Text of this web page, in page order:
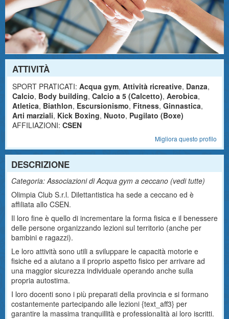
ATTIVITÀ
SPORT PRATICATI: Acqua gym, Attività ricreative, Danza,
Calcio, Body building, Calcio a 5 (Calcetto), Aerobica,
Atletica, Biathlon, Escursionismo, Fitness, Ginnastica,
Arti marziali, Kick Boxing, Nuoto, Pugilato (Boxe)
AFFILIAZIONI: CSEN
Migliora questo profilo
DESCRIZIONE
Categoria: Associazioni di Acqua gym a ceccano (vedi tutte)
Olimpia Club S.r.l. Dilettantistica ha sede a ceccano ed è
affiliata allo CSEN.
Il loro fine è quello di incrementare la forma fisica e il benessere
delle persone organizzando lezioni sul territorio (anche per
bambini e ragazzi).
Le loro attività sono utili a sviluppare le capacità motorie e
fisiche ed a aiutano a il proprio aspetto fisico per arrivare ad
una maggior sicurezza individuale operando anche sulla
propria autostima.
I loro docenti sono i più preparati della provincia e si formano
costantemente partecipando alle lezioni {text_aff3} per
garantire la massima tranquillità e professionalità ai loro iscritti.